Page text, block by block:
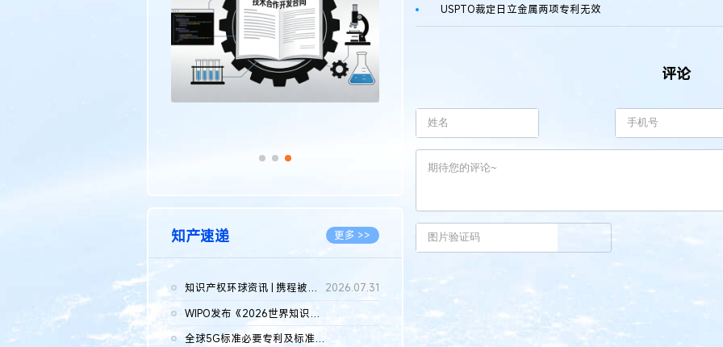
传统文化 更多 >>
知产速递 更多 >>
知识产权环球资讯 | 携程被市监总局罚51.79亿；瑞幸泰国商标案上...
2026.07.31
WIPO发布《2026世界知识产权报告》 含报告全文
全球5G标准必要专利及标准提案研究报告（2026年）全文发布
USPTO裁定日立金属两项专利无效
评论